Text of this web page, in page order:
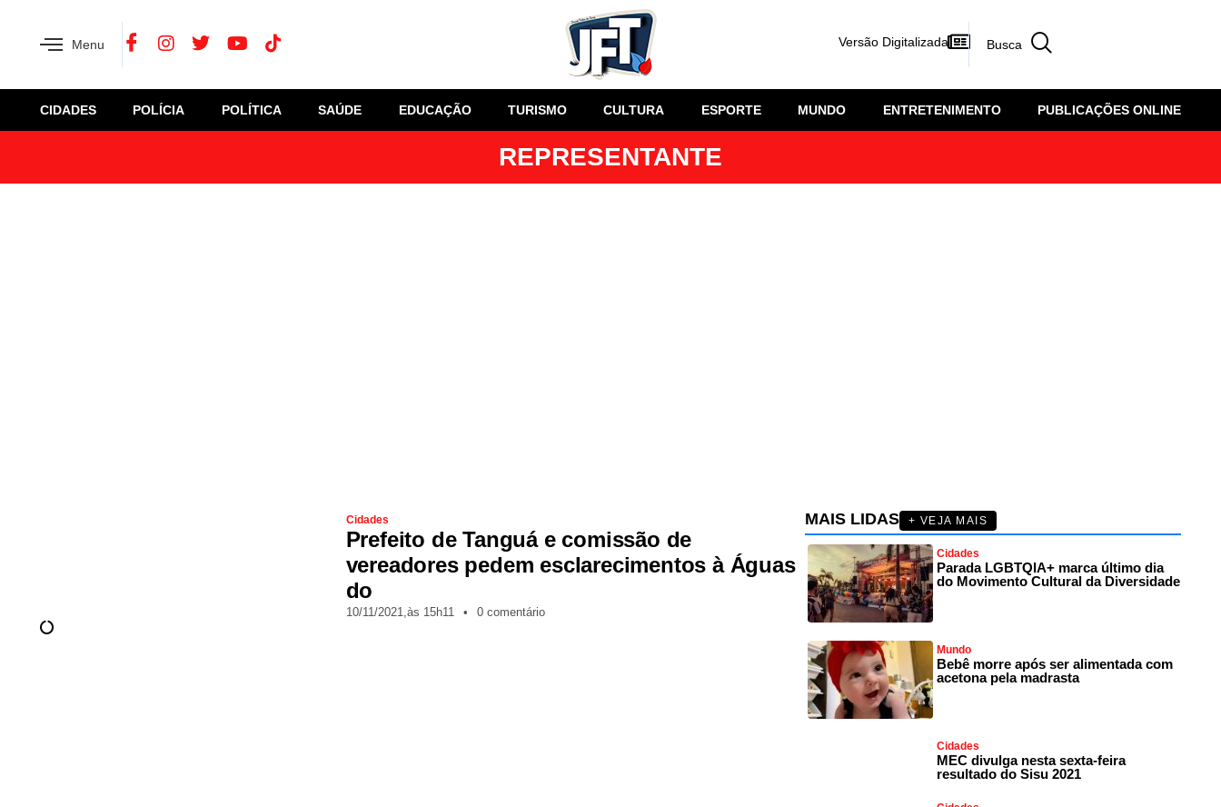
Menu Versão Digitalizada
CIDADES POLÍCIA POLÍTICA SAÚDE EDUCAÇÃO TURISMO CULTURA ESPORTE MUNDO ENTRETENIMENTO PUBLICAÇÕES ONLINE
REPRESENTANTE
Cidades
Prefeito de Tanguá e comissão de
vereadores pedem esclarecimentos à Águas
do
10/11/2021,às 15h11 • 0 comentário
MAIS LIDAS + VEJA MAIS
Cidades
Parada LGBTQIA+ marca último dia
do Movimento Cultural da Diversidade
Mundo
Bebê morre após ser alimentada com
acetona pela madrasta
Cidades
MEC divulga nesta sexta-feira
resultado do Sisu 2021